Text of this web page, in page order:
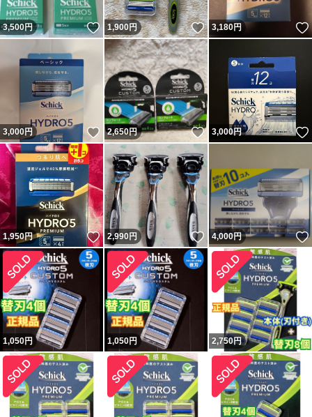
3,500円 いいね！
1,900円 いいね！
3,180円
3,000円 いいね！
2,650円 いいね！
3,000円
1,950円 いいね！
2,990円 いいね！
4,000円
1,050円 1,050円 2,750円